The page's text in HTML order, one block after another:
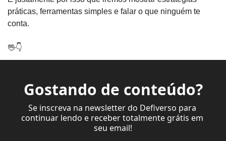
práticas, ferramentas simples e falar o que ninguém te
conta.
🖖👇
Gostando de conteúdo?
Se inscreva na newsletter do Defiverso para
continuar lendo e receber totalmente grátis em
seu email!